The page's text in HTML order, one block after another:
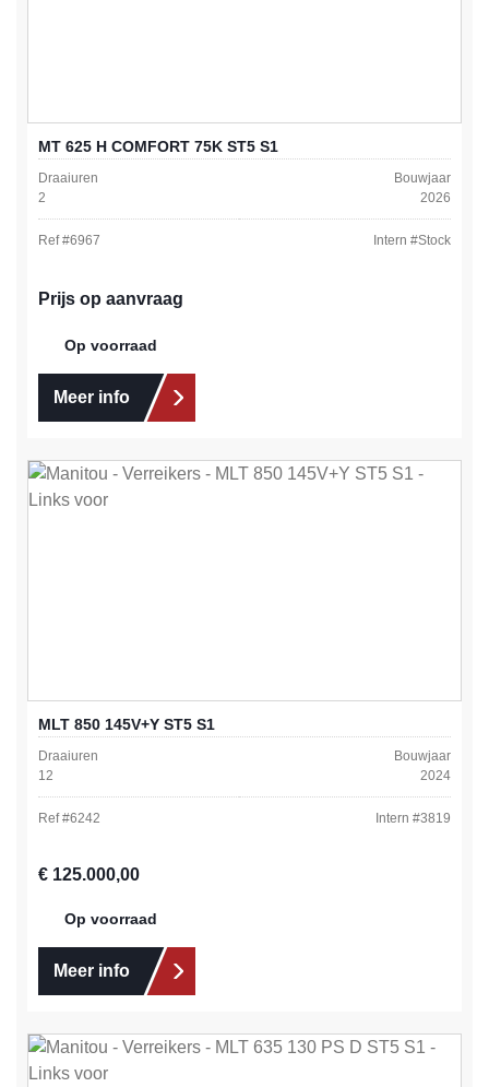
MT 625 H COMFORT 75K ST5 S1
Draaiuren
2
Bouwjaar
2026
Ref #6967 Intern #Stock
Prijs op aanvraag
Op voorraad
Meer info
MLT 850 145V+Y ST5 S1
Draaiuren
12
Bouwjaar
2024
Ref #6242 Intern #3819
Normale prijs:
€ 125.000,00
Op voorraad
Meer info